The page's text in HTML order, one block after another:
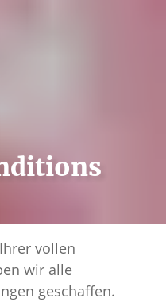
vollen
wir alle
geschaffen.